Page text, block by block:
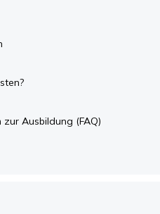
Ausbildung (FAQ)